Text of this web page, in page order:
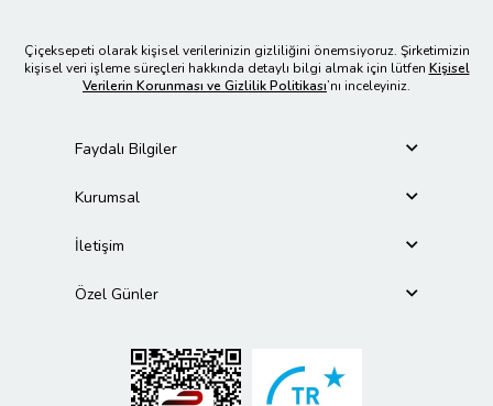
Çiçeksepeti olarak kişisel verilerinizin gizliliğini önemsiyoruz. Şirketimizin
kişisel veri işleme süreçleri hakkında detaylı bilgi almak için lütfen Kişisel
Verilerin Korunması ve Gizlilik Politikası’nı inceleyiniz.
Faydalı Bilgiler
Kurumsal
İletişim
Özel Günler